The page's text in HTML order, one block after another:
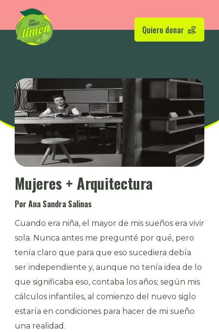
Quiero donar
Mujeres + Arquitectura
Por Ana Sandra Salinas
Cuando era niña, el mayor de mis sueños era vivir
sola. Nunca antes me pregunté por qué, pero
tenía claro que para que eso sucediera debía
ser independiente y, aunque no tenía idea de lo
que significaba eso, contaba los años; según mis
cálculos infantiles, al comienzo del nuevo siglo
estaría en condiciones para hacer de mi sueño
una realidad.